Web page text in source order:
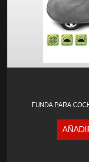
FUNDA PARA